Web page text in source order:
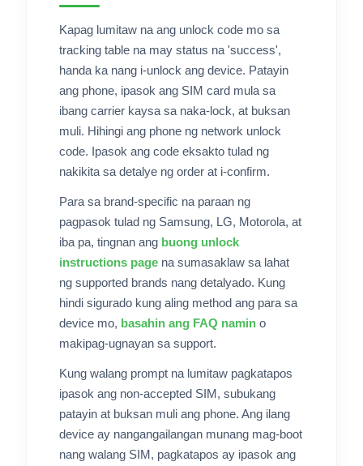
Kapag lumitaw na ang unlock code mo sa
tracking table na may status na 'success',
handa ka nang i-unlock ang device. Patayin
ang phone, ipasok ang SIM card mula sa
ibang carrier kaysa sa naka-lock, at buksan
muli. Hihingi ang phone ng network unlock
code. Ipasok ang code eksakto tulad ng
nakikita sa detalye ng order at i-confirm.
Para sa brand-specific na paraan ng
pagpasok tulad ng Samsung, LG, Motorola, at
iba pa, tingnan ang buong unlock
instructions page na sumasaklaw sa lahat
ng supported brands nang detalyado. Kung
hindi sigurado kung aling method ang para sa
device mo, basahin ang FAQ namin o
makipag-ugnayan sa support.
Kung walang prompt na lumitaw pagkatapos
ipasok ang non-accepted SIM, subukang
patayin at buksan muli ang phone. Ang ilang
device ay nangangailangan munang mag-boot
nang walang SIM, pagkatapos ay ipasok ang